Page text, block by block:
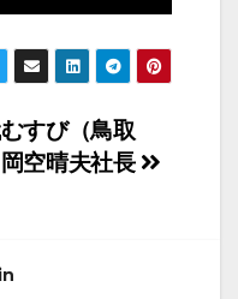
すび（鳥取
空晴夫社長